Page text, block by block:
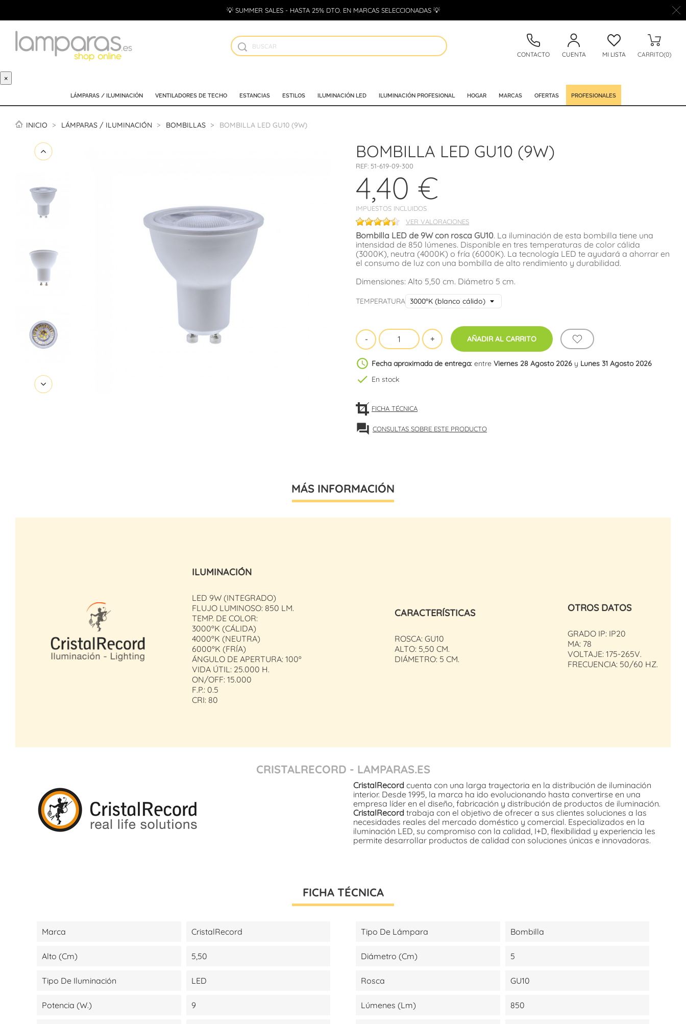
💡 SUMMER SALES - HASTA 25% DTO. EN MARCAS SELECCIONADAS 💡
CONTACTO CUENTA MI LISTA CARRITO(0)
×
LÁMPARAS / ILUMINACIÓN VENTILADORES DE TECHO ESTANCIAS ESTILOS ILUMINACIÓN LED ILUMINACIÓN PROFESIONAL HOGAR MARCAS OFERTAS PROFESIONALES
INICIO LÁMPARAS / ILUMINACIÓN BOMBILLAS BOMBILLA LED GU10 (9W)
BOMBILLA LED GU10 (9W)
REF: 51-619-09-300
4,40 €
IMPUESTOS INCLUIDOS
VER VALORACIONES
Bombilla LED de 9W con rosca GU10. La iluminación de esta bombilla tiene una
intensidad de 850 lúmenes. Disponible en tres temperaturas de color cálida
(3000K), neutra (4000K) o fría (6000K). La tecnología LED te ayudará a ahorrar en
el consumo de luz con una bombilla de alto rendimiento y durabilidad.
Dimensiones: Alto 5,50 cm. Diámetro 5 cm.
TEMPERATURA
AÑADIR AL CARRITO
schedule Fecha aproximada de entrega: entre Viernes 28 Agosto 2026 y Lunes 31 Agosto 2026
check En stock
FICHA TÉCNICA
forum CONSULTAS SOBRE ESTE PRODUCTO
MÁS INFORMACIÓN
ILUMINACIÓN
LED 9W (INTEGRADO)
FLUJO LUMINOSO: 850 LM.
TEMP. DE COLOR:
3000ºK (CÁLIDA)
4000ºK (NEUTRA)
6000ºK (FRÍA)
ÁNGULO DE APERTURA: 100º
VIDA ÚTIL: 25.000 H.
ON/OFF: 15.000
F.P.: 0.5
CRI: 80
CARACTERÍSTICAS
ROSCA: GU10
ALTO: 5,50 CM.
DIÁMETRO: 5 CM.
OTROS DATOS
GRADO IP: IP20
MA: 78
VOLTAJE: 175-265V.
FRECUENCIA: 50/60 HZ.
CRISTALRECORD - LAMPARAS.ES
CristalRecord cuenta con una larga trayectoria en la distribución de iluminación
interior. Desde 1995, la marca ha ido evolucionando hasta convertirse en una
empresa líder en el diseño, fabricación y distribución de productos de iluminación.
CristalRecord trabaja con el objetivo de ofrecer a sus clientes soluciones a las
necesidades reales del mercado doméstico y comercial. Especializados en la
iluminación LED, su compromiso con la calidad, I+D, flexibilidad y experiencia les
permite desarrollar productos de calidad con soluciones únicas e innovadoras.
FICHA TÉCNICA
Marca CristalRecord Tipo De Lámpara Bombilla
Alto (cm) 5,50 Diámetro (cm) 5
Tipo De Iluminación LED Rosca GU10
Potencia (W.) 9 Lúmenes (lm) 850